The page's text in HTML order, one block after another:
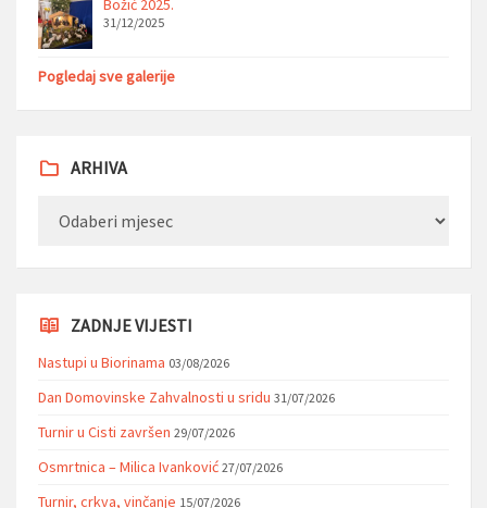
Božić 2025.
31/12/2025
Pogledaj sve galerije
ARHIVA
ZADNJE VIJESTI
Nastupi u Biorinama 03/08/2026
Dan Domovinske Zahvalnosti u sridu 31/07/2026
Turnir u Cisti završen 29/07/2026
Osmrtnica – Milica Ivanković 27/07/2026
Turnir, crkva, vinčanje 15/07/2026